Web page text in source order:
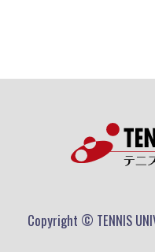
Copyright © TENNIS